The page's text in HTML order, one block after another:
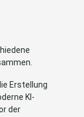
Erstellung
KI-
der